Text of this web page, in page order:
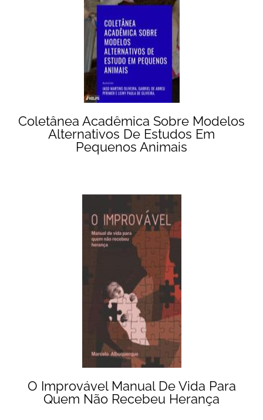
Coletânea Acadêmica Sobre Modelos
Alternativos De Estudos Em
Pequenos Animais
O Improvável Manual De Vida Para
Quem Não Recebeu Herança